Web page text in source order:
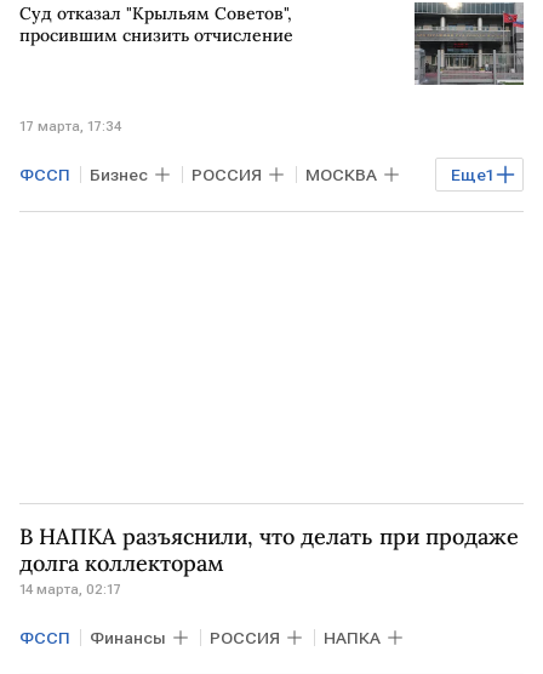
Суд отказал "Крыльям Советов",
просившим снизить отчисление
17 марта, 17:34
Еще1
ФССП Бизнес РОССИЯ МОСКВА
Ростех
В НАПКА разъяснили, что делать при продаже
долга коллекторам
14 марта, 02:17
ФССП Финансы РОССИЯ НАПКА